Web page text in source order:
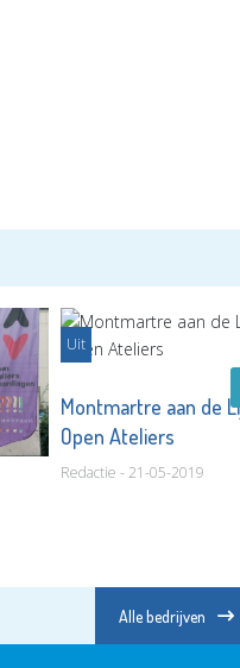
Uit
Montmartre aan de
Open Ateliers
Redactie - 21-05-2019
Alle bedrijven